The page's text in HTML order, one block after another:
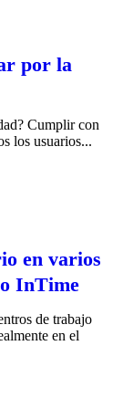
por la
Cumplir con
los usuarios...
en varios
InTime
de trabajo
en el